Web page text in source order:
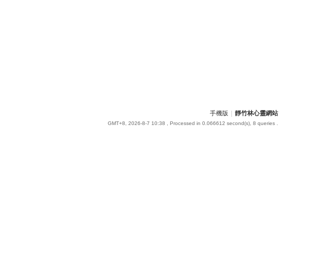
手機版 靜竹林心靈網站
GMT+8, 2026-8-7 10:38 , Processed in 0.066612 second(s), 8 queries .